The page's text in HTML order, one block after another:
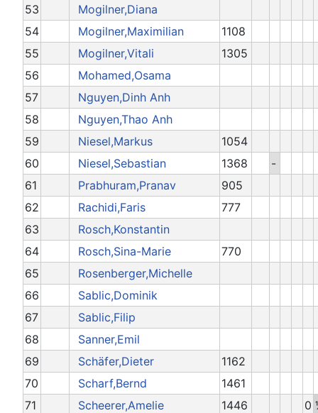
53
Mogilner,Diana
54
Mogilner,Maximilian
1108
55
Mogilner,Vitali
1305
56
Mohamed,Osama
57
Nguyen,Dinh Anh
58
Nguyen,Thao Anh
59
Niesel,Markus
1054
60
Niesel,Sebastian 1368
-
61
Prabhuram,Pranav
905
62
Rachidi,Faris
777
63
Rosch,Konstantin
64
Rosch,Sina-Marie
770
65
Rosenberger,Michelle
66
Sablic,Dominik
67
Sablic,Filip
68
Sanner,Emil
69
Schäfer,Dieter
1162
70
Scharf,Bernd
1461
71
Scheerer,Amelie 1446 0